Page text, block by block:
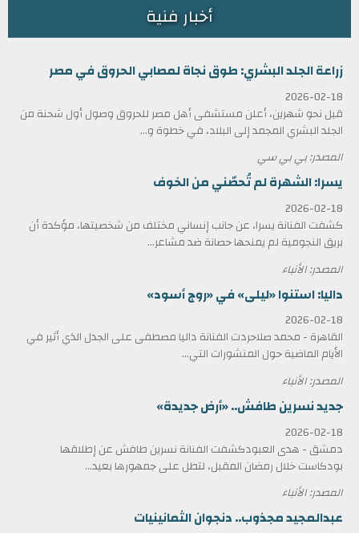
أخبار فنية
زراعة الجلد البشري: طوق نجاة لمصابي الحروق في مصر
2026-02-18
قبل نحو شهرين، أعلن مستشفى أهل مصر للحروق وصول أول شحنة من
الجلد البشري المجمد إلى البلاد، في خطوة و...
المصدر: بي بي سي
يسرا: الشهرة لم تُحصّني من الخوف
2026-02-18
كشفت الفنانة يسرا، عن جانب إنساني مختلف من شخصيتها، مؤكدة أن
بريق النجومية لم يمنحها حصانة ضد مشاعر...
المصدر: الأنباء
داليا: استنوا «ليلى» في «روج أسود»
2026-02-18
القاهرة - محمد صلاحردت الفنانة داليا مصطفى على الجدل الذي أثير في
الأيام الماضية حول المنشورات التي...
المصدر: الأنباء
جديد نسرين طافش.. «أرض جديدة»
2026-02-18
دمشق - هدى العبودكشفت الفنانة نسرين طافش عن إطلاقها
بودكاست خلال رمضان المقبل، لتطل على جمهورها بعيد...
المصدر: الأنباء
عبدالمجيد مجذوب.. دنجوان الثمانينيات